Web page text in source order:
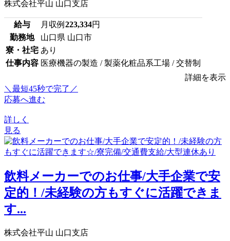
株式会社平山 山口支店
給与 月収例 223,334円
勤務地
山口県 山口市
寮・社宅 あり
仕事内容 医療機器の製造 / 製薬化粧品系工場 / 交替制
詳細を表示
＼最短45秒で完了／
応募へ進む
詳しく
見る
飲料メーカーでのお仕事/大手企業で安
定的！/未経験の方もすぐに活躍できま
す...
株式会社平山 山口支店